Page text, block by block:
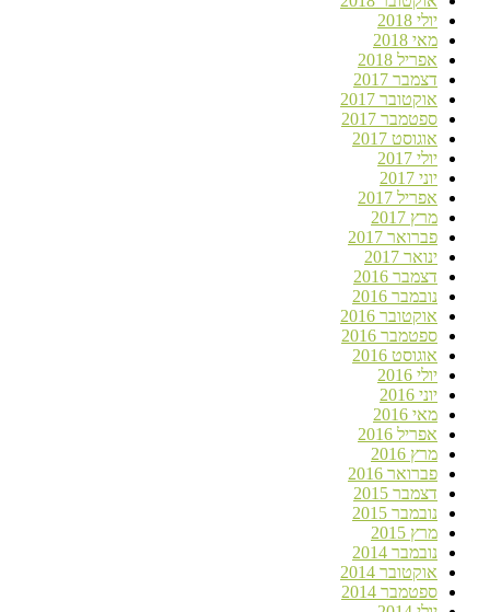
יולי 2018
מאי 2018
אפריל 2018
דצמבר 2017
אוקטובר 2017
ספטמבר 2017
אוגוסט 2017
יולי 2017
יוני 2017
אפריל 2017
מרץ 2017
פברואר 2017
ינואר 2017
דצמבר 2016
נובמבר 2016
אוקטובר 2016
ספטמבר 2016
אוגוסט 2016
יולי 2016
יוני 2016
מאי 2016
אפריל 2016
מרץ 2016
פברואר 2016
דצמבר 2015
נובמבר 2015
מרץ 2015
נובמבר 2014
אוקטובר 2014
ספטמבר 2014